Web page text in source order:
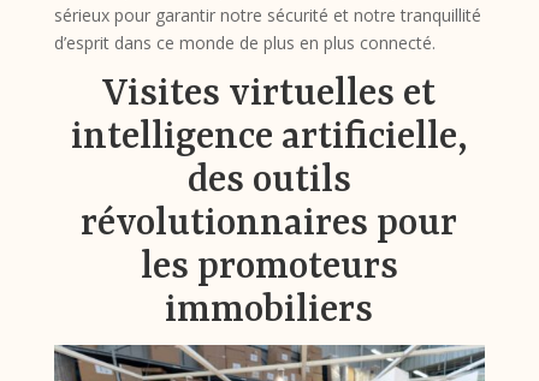
sérieux pour garantir notre sécurité et notre tranquillité
d’esprit dans ce monde de plus en plus connecté.
Visites virtuelles et
intelligence artificielle,
des outils
révolutionnaires pour
les promoteurs
immobiliers